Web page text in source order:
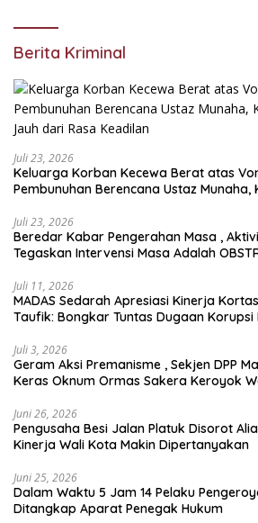
Berita Kriminal
Juli 23, 2026
Keluarga Korban Kecewa Berat atas
Pembunuhan Berencana Ustaz Munaha,
Juli 23, 2026
Beredar Kabar Pengerahan Masa ,
Tegaskan Intervensi Masa Adalah
Juli 11, 2026
MADAS Sedarah Apresiasi Kinerja
Taufik: Bongkar Tuntas Dugaan Korupsi
Juli 3, 2026
Geram Aksi Premanisme , Sekjen DPP Madas Sedarah Kecam
Juni 26, 2026
Pengusaha Besi Jalan Platuk Disorot
Kinerja Wali Kota Makin Dipertanyakan
Juni 25, 2026
Dalam Waktu 5 Jam 14 Pelaku
Ditangkap Aparat Penegak Hukum